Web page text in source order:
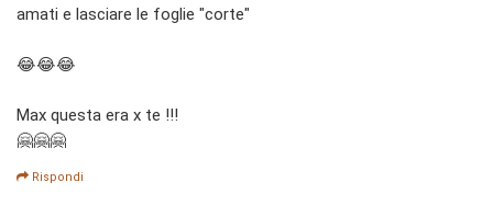
amati e lasciare le foglie "corte"
😂😂😂
Max questa era x te !!!
🤗🤗🤗
Rispondi